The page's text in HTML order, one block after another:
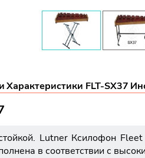
Характеристики FLT-SX37
Lutner Ксилофон
в соответствии с